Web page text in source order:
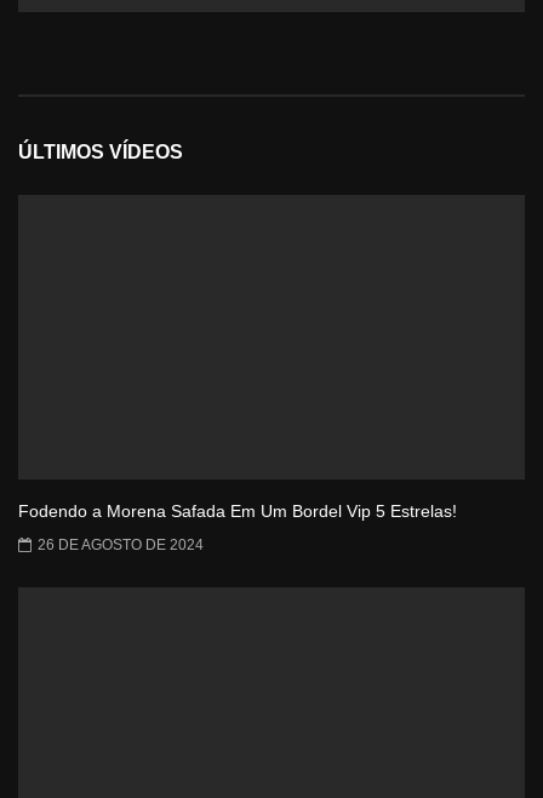
ÚLTIMOS VÍDEOS
Fodendo a Morena Safada Em Um Bordel Vip 5 Estrelas!
26 DE AGOSTO DE 2024